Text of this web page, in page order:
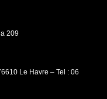
209
Le Havre – Tel : 06